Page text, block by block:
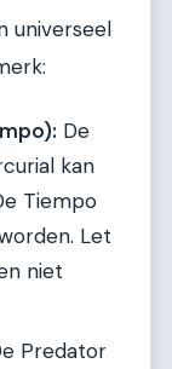
universeel
De
kan
Tiempo
Let
niet
Predator